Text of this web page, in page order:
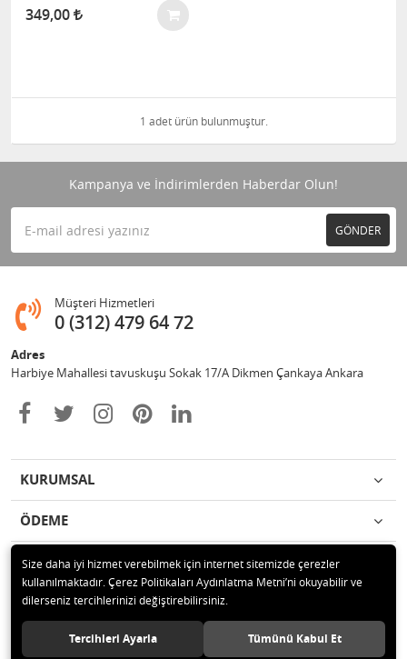
349,00
1 adet ürün bulunmuştur.
Kampanya ve İndirimlerden Haberdar Olun!
GÖNDER
Müşteri Hizmetleri
0 (312) 479 64 72
Adres
Harbiye Mahallesi tavuskuşu Sokak 17/A Dikmen Çankaya Ankara
KURUMSAL
ÖDEME
İLETİŞİM
© 2020 2Y BİLİŞİM İÇ VE DIŞ TİCARET LTD. ŞTİ. Tüm hakları saklıdır.
Size daha iyi hizmet verebilmek için internet sitemizde çerezler
kullanılmaktadır. Çerez Politikaları Aydınlatma Metni’ni okuyabilir ve
dilerseniz tercihlerinizi değiştirebilirsiniz.
Tercihleri Ayarla Tümünü Kabul Et